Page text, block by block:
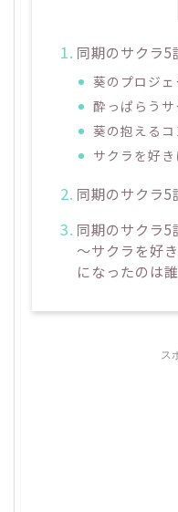
同期のサクラ5
葵のプロジェ
酔っぱらうサ
葵の抱える
サクラを好
同期のサクラ5
同期のサクラ
～サクラを好
になったのは
ス